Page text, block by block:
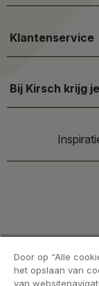
Klantenservice
Bij Kirsch krijg je
Door op “Alle
het opslaan van
van